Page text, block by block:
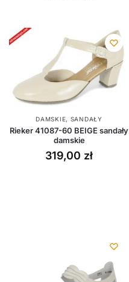
DAMSKIE, SANDAŁY
Rieker 41087-60 BEIGE sandały
damskie
319,00 zł